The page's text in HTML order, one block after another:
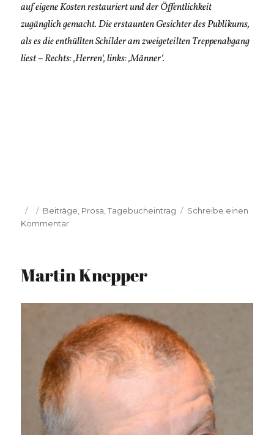
auf eigene Kosten restauriert und der Öffentlichkeit
zugänglich gemacht. Die erstaunten Gesichter des Publikums,
als es die enthüllten Schilder am zweigeteilten Treppenabgang
liest – Rechts: ‚Herren‘, links: ‚Männer‘.
Veröffentlicht
am
Kategorien
Beiträge Prosa ,Tagebucheintrag
Schreibe einen
Kommentarzu
Traum,
Martin Knepper